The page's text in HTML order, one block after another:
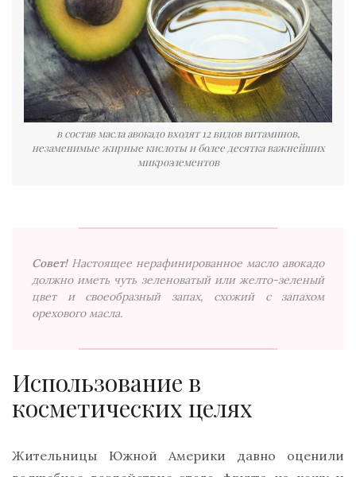
в состав масла авокадо входят 12 видов витаминов,
незаменимые жирные кислоты и более десятка важнейших
микроэлементов
Совет! Настоящее нерафинированное масло авокадо
должно иметь чуть зеленоватый или желто-зеленый
цвет и своеобразный запах, схожий с запахом
орехового масла.
Использование в
косметических целях
Жительницы Южной Америки давно оценили